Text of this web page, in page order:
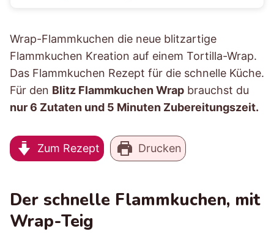
Wrap-Flammkuchen die neue blitzartige
Flammkuchen Kreation auf einem Tortilla-Wrap.
Das Flammkuchen Rezept für die schnelle Küche.
Für den Blitz Flammkuchen Wrap brauchst du
nur 6 Zutaten und 5 Minuten Zubereitungszeit.
Zum Rezept Drucken
Der schnelle Flammkuchen, mit
Wrap-Teig